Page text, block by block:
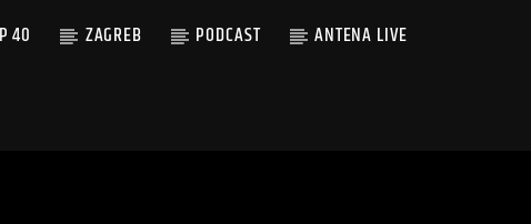
40 ZAGREB PODCAST ANTENA LIVE